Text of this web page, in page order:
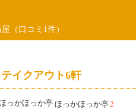
（口コミ1件）
イクアウト6軒
ほっかほっか亭2